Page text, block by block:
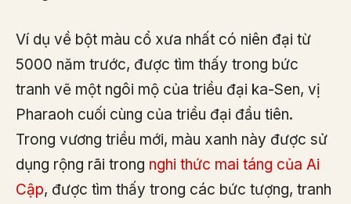
Ví dụ về bột màu cổ xưa nhất có niên đại từ
5000 năm trước, được tìm thấy trong bức
tranh vẽ một ngôi mộ của triều đại ka-Sen, vị
Pharaoh cuối cùng của triều đại đầu tiên.
Trong vương triều mới, màu xanh này được sử
dụng rộng rãi trong nghi thức mai táng của Ai
Cập, được tìm thấy trong các bức tượng, tranh